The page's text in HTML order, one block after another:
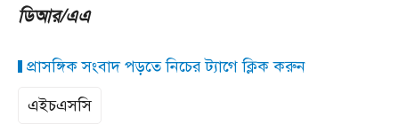
ডিআর/এএ
প্রাসঙ্গিক সংবাদ পড়তে নিচের ট্যাগে ক্লিক করুন
এইচএসসি